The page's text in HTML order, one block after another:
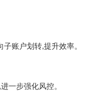
子账户划转,提升效率。
一步强化风控。